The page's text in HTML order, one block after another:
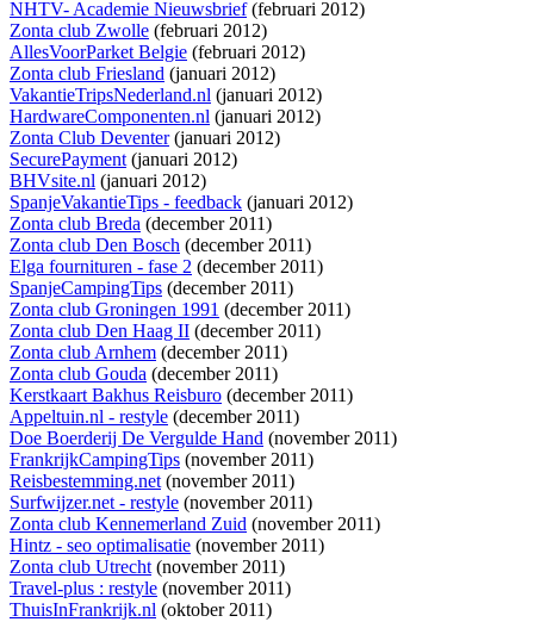
NHTV- Academie Nieuwsbrief(februari 2012)
Zonta club Zwolle (februari 2012)
AllesVoorParket Belgie (februari 2012)
Zonta club Friesland (januari 2012)
VakantieTripsNederland.nl (januari 2012)
HardwareComponenten.nl (januari 2012)
Zonta Club Deventer(januari 2012)
SecurePayment(januari 2012)
BHVsite.nl (januari 2012)
SpanjeVakantieTips - feedback (januari 2012)
Zonta club Breda (december 2011)
Zonta club Den Bosch (december 2011)
Elga fournituren - fase 2 (december 2011)
SpanjeCampingTips (december 2011)
Zonta club Groningen 1991 (december 2011)
Zonta club Den Haag II (december 2011)
Zonta club Arnhem (december 2011)
Zonta club Gouda (december 2011)
Kerstkaart Bakhus Reisburo (december 2011)
Appeltuin.nl - restyle (december 2011)
Doe Boerderij De Vergulde Hand (november 2011)
FrankrijkCampingTips (november 2011)
Reisbestemming.net(november 2011)
Surfwijzer.net - restyle (november 2011)
Zonta club Kennemerland Zuid (november 2011)
Hintz - seo optimalisatie (november 2011)
Zonta club Utrecht(november 2011)
Travel-plus : restyle (november 2011)
ThuisInFrankrijk.nl (oktober 2011)